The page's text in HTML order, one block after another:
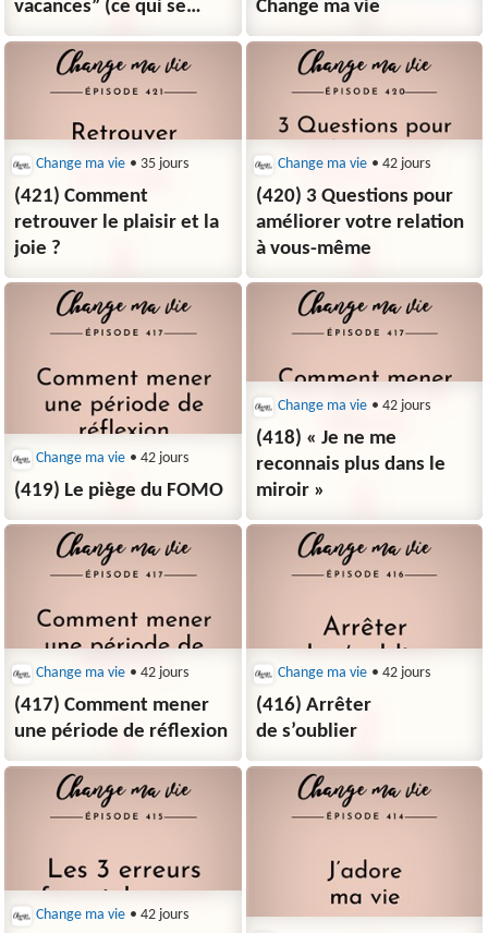
vacances” (ce qui se
passe vraiment)
Change ma vie
Change ma vie • 35 jours
(421) Comment
retrouver le plaisir et la
joie ?
Change ma vie • 42 jours
(420) 3 Questions pour
améliorer votre relation
à vous-même
Change ma vie • 42 jours
(419) Le piège du FOMO
Change ma vie • 42 jours
(418) « Je ne me
reconnais plus dans le
miroir »
Change ma vie • 42 jours
(417) Comment mener
une période de réflexion
Change ma vie • 42 jours
(416) Arrêter
de s’oublier
Change ma vie • 42 jours